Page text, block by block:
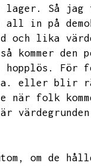
lager.
Så
all in på
och lika
kommer den
För
eller blir
när folk
om de